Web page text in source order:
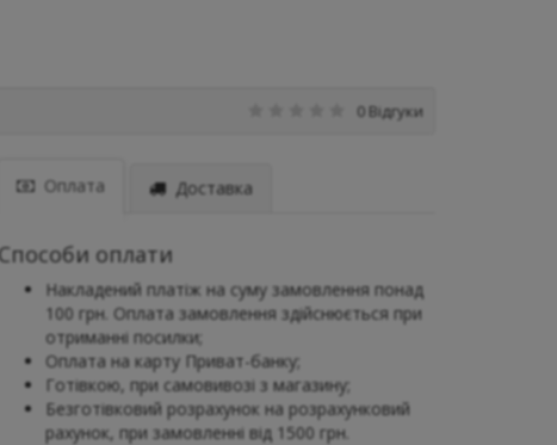
0 Відгуки
Оплата Доставка
оплати
Накладений платіж на суму замовлення понад
100 грн. Оплата замовлення здійснюється при
отриманні посилки;
Оплата на карту Приват-банку;
Готівкою, при самовивозі з магазину;
Безготівковий розрахунок на розрахунковий
рахунок, при замовленні від 1500 грн.